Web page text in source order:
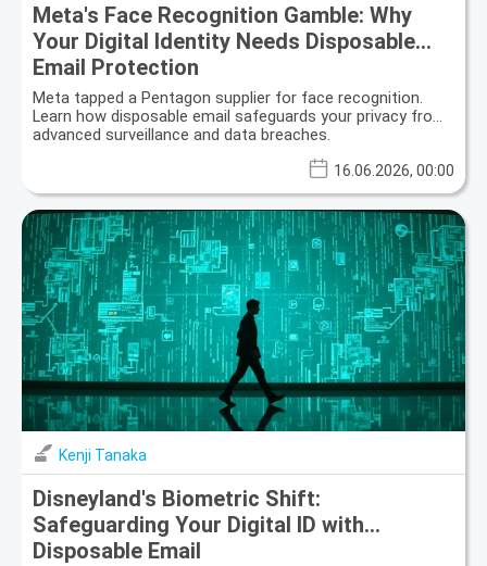
Meta's Face Recognition Gamble: Why
Your Digital Identity Needs Disposable
Email Protection
Meta tapped a Pentagon supplier for face recognition.
Learn how disposable email safeguards your privacy from
advanced surveillance and data breaches.
16.06.2026, 00:00
Kenji Tanaka
Disneyland's Biometric Shift:
Safeguarding Your Digital ID with
Disposable Email